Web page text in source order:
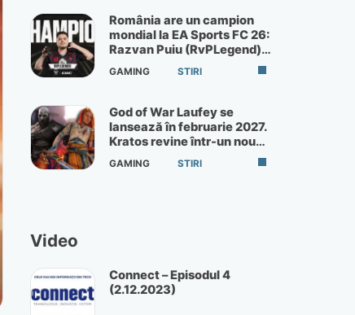
România are un campion
mondial la EA Sports FC 26:
Razvan Puiu (RvPLegend)
câștigă turneul de la Paris
GAMING STIRI
God of War Laufey se
lansează în februarie 2027.
Kratos revine într-un nou
God of War
GAMING STIRI
Video
Connect – Episodul 4
(2.12.2023)